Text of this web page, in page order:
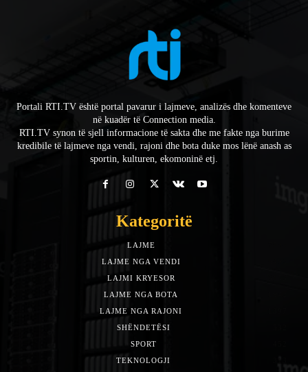
Portali RTI.TV është portal pavarur i lajmeve, analizës dhe komenteve
në kuadër të Connection media.
RTI.TV synon të sjell informacione të sakta dhe me fakte nga burime
kredibile të lajmeve nga vendi, rajoni dhe bota duke mos lënë anash as
sportin, kulturen, ekomoninë etj.
Kategoritë
LAJME
LAJME NGA VENDI
LAJMI KRYESOR
LAJME NGA BOTA
LAJME NGA RAJONI
SHËNDETËSI
SPORT
TEKNOLOGJI